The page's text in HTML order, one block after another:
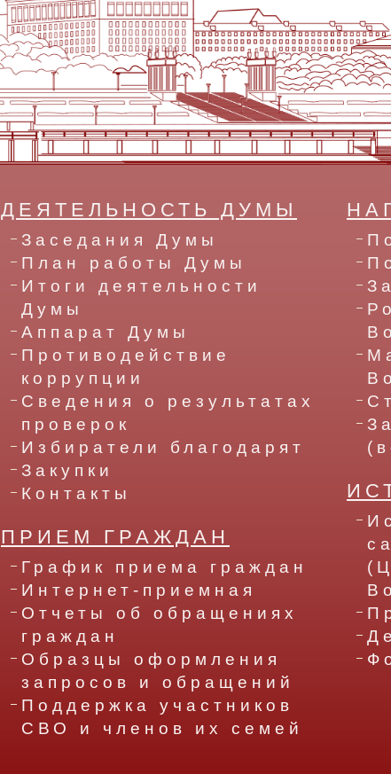
ДЕЯТЕЛЬНОСТЬ ДУМЫ
Заседания Думы
План работы Думы
Итоги деятельности
Думы
Аппарат Думы
Противодействие
коррупции
Сведения о результатах
проверок
Избиратели благодарят
Закупки
Контакты
ПРИЕМ ГРАЖДАН
График приема граждан
Интернет-приемная
Отчеты об обращениях
граждан
Образцы оформления
запросов и обращений
Поддержка участников
СВО и членов их семей